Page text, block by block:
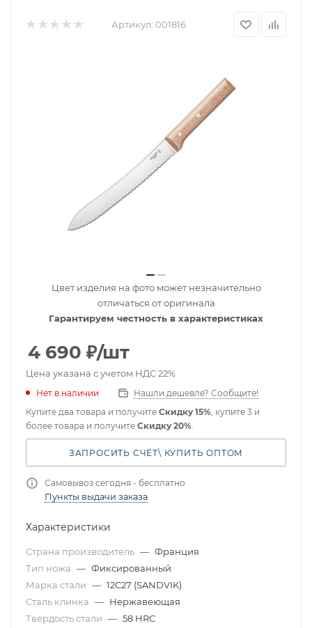
Артикул: 001816
Цвет изделия на фото может незначительно
отличаться от оригинала
Гарантируем честность в характеристиках
4 690 ₽/шт
Цена указана с учетом НДС 22%
Нет в наличии
Нашли дешевле? Сообщите!
Купите два товара и получите Скидку 15%, купите 3 и
более товара и получите Скидку 20%.
ЗАПРОСИТЬ СЧЁТ\ КУПИТЬ ОПТОМ
Самовывоз сегодня - бесплатно
Пункты выдачи заказа
Характеристики
Страна производитель — Франция
Тип ножа — Фиксированный
Марка стали — 12C27 (SANDVIK)
Сталь клинка — Нержавеющая
Твердость стали — 58 HRC